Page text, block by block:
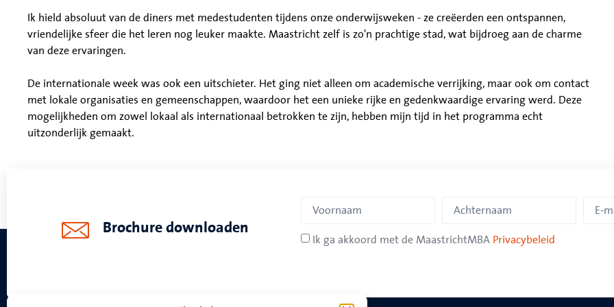
Ik hield absoluut van de diners met medestudenten tijdens onze onderwijsweken - ze creëerden een ontspannen,
vriendelijke sfeer die het leren nog leuker maakte. Maastricht zelf is zo'n prachtige stad, wat bijdroeg aan de charme
van deze ervaringen.
De internationale week was ook een uitschieter. Het ging niet alleen om academische verrijking, maar ook om contact
met lokale organisaties en gemeenschappen, waardoor het een unieke rijke en gedenkwaardige ervaring werd. Deze
mogelijkheden om zowel lokaal als internationaal betrokken te zijn, hebben mijn tijd in het programma echt
uitzonderlijk gemaakt.
Brochure downloaden
Ik ga akkoord met de MaastrichtMBA Privacybeleid